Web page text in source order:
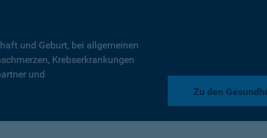
und Geburt, bei allgemeinen
Krebserkrankungen
und
Zu den